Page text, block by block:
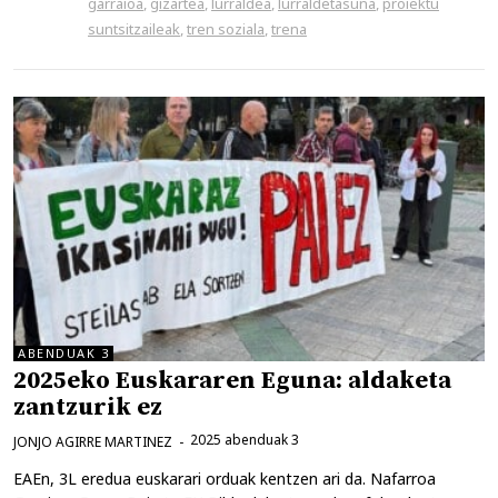
suntsitzaileak,tren soziala,trena
ABENDUAK 3
2025eko Euskararen Eguna: aldaketa
zantzurik ez
2025 abenduak 3
JONJO AGIRRE MARTINEZ
EAEn, 3L eredua euskarari orduak kentzen ari da. Nafarroa